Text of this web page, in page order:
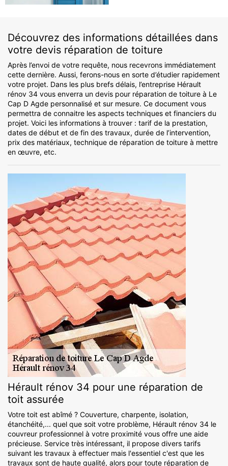
Découvrez des informations détaillées dans
votre devis réparation de toiture
Après l’envoi de votre requête, nous recevrons immédiatement
cette dernière. Aussi, ferons-nous en sorte d’étudier rapidement
votre projet. Dans les plus brefs délais, l’entreprise Hérault
rénov 34 vous enverra un devis pour réparation de toiture à Le
Cap D Agde personnalisé et sur mesure. Ce document vous
permettra de connaitre les aspects techniques et financiers du
projet. Voici les informations à trouver : tarif de la prestation,
dates de début et de fin des travaux, durée de l’intervention,
prix des matériaux, technique de réparation de toiture à mettre
en œuvre, etc.
Hérault rénov 34 pour une réparation de
toit assurée
Votre toit est abîmé ? Couverture, charpente, isolation,
étanchéité,... quel que soit votre problème, Hérault rénov 34 le
couvreur professionnel à votre proximité vous offre une aide
précieuse. Service très intéressant, il propose divers tarifs
suivant les travaux à effectuer mais l'essentiel c'est que les
travaux sont de haute qualité, alors pour toute réparation de